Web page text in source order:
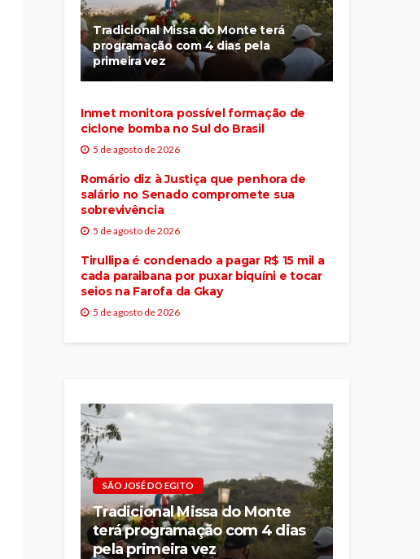
Tradicional Missa do Monte terá
programação com 4 dias pela
primeira vez
Inmet monitora possível formação de
ciclone bomba no Sul do Brasil
5 de agosto de 2026
Romário diz à Justiça que penhora de
salário no Senado compromete sua
sobrevivência
5 de agosto de 2026
Tirullipa é condenado a pagar R$ 15 mil a
cada paraibana por puxar biquíni e tocar
seios na Farofa da Gkay
5 de agosto de 2026
SÃO JOSÉ DO EGITO
Tradicional Missa do Monte
terá programação com 4 dias
pela primeira vez